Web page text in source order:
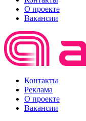
О проекте
Вакансии
Контакты
Реклама
О проекте
Вакансии